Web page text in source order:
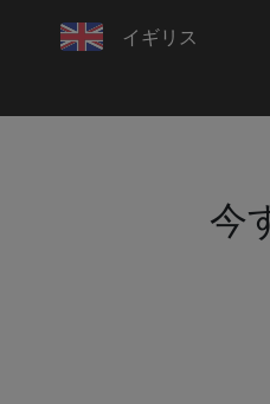
イギリス
今